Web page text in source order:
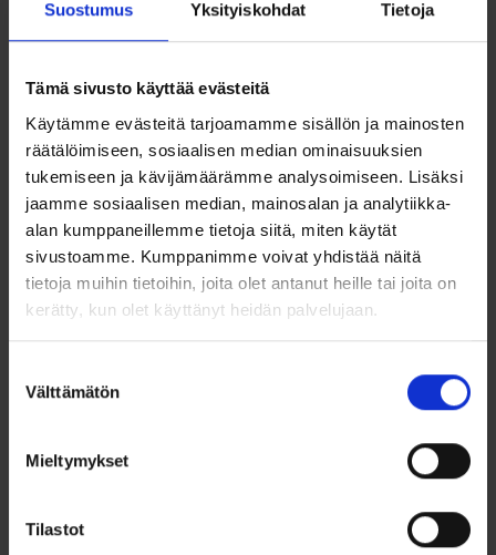
Suostumus Yksityiskohdat Tietoja
Tämä sivusto käyttää evästeitä
Käytämme evästeitä tarjoamamme sisällön ja mainosten
räätälöimiseen, sosiaalisen median ominaisuuksien
tukemiseen ja kävijämäärämme analysoimiseen. Lisäksi
jaamme sosiaalisen median, mainosalan ja analytiikka-
alan kumppaneillemme tietoja siitä, miten käytät
sivustoamme. Kumppanimme voivat yhdistää näitä
tietoja muihin tietoihin, joita olet antanut heille tai joita on
kerätty, kun olet käyttänyt heidän palvelujaan.
valinta
Välttämätön
Mieltymykset
Tilastot
avosydänriipus
zirkoneilla
245,00€
Kaunis keltakultainen
sydänriipus zirkoneilla, joka
säihkyy...
Lisää ostoskoriin
Lisää toivelistalle
avosydänriipus
zirkoneilla
179,00
Kaunis 14k valkokultainen
avosydänriipus zirkoneilla on...
Lisää ostoskoriin
Lisää toivelistalle
Keltakultainen